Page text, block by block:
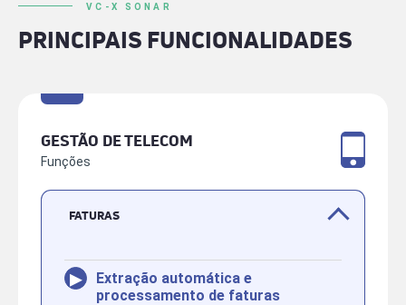
VC-X SONAR
PRINCIPAIS FUNCIONALIDADES
GESTÃO DE TELECOM
Funções
FATURAS
▸
Extração automática e
processamento de faturas